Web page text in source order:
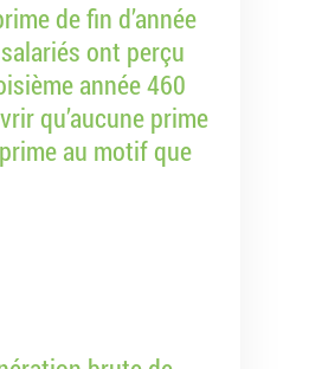
de fin d’année
ont perçu
année 460
qu’aucune prime
au motif que